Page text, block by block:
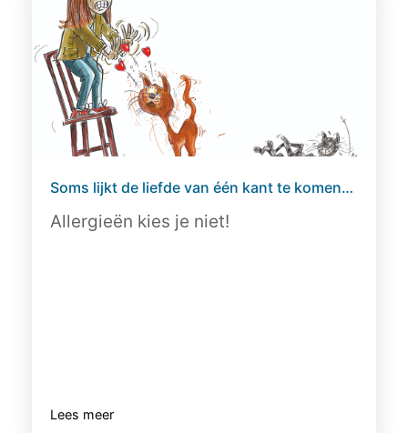
Soms lijkt de liefde van één kant te komen…
Allergieën kies je niet!
Lees meer